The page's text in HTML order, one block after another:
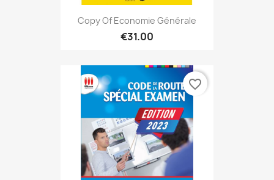
Copy Of Economie Générale
€31.00
favorite_border